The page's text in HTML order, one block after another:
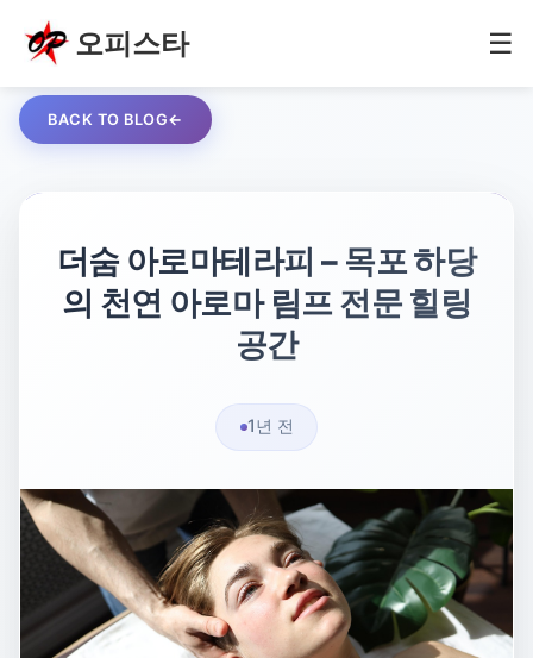
오피스타 ☰
BACK TO BLOG
더숨 아로마테라피 – 목포 하당
의 천연 아로마 림프 전문 힐링
공간
1년 전